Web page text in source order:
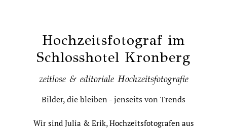
Hochzeitsfotograf im
Schlosshotel Kronberg
zeitlose & editoriale Hochzeitsfotografie
Bilder, die bleiben - jenseits von Trends
Wir sind Julia & Erik, Hochzeitsfotografen aus